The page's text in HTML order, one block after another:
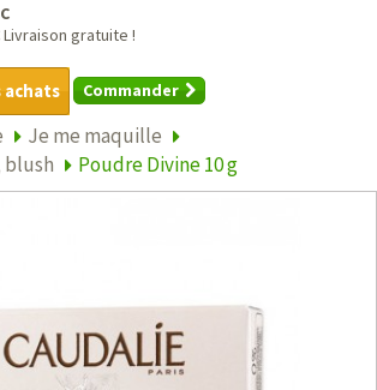
Livraison gratuite !
achats Commander
Je me maquille
Poudre Divine 10 g